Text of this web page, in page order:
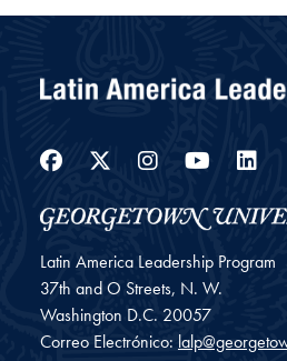
Facebook
Twitter
Latin America Leadership Program
37th and O Streets, N. W.
Washington D.C. 20057
Correo Electrónico: